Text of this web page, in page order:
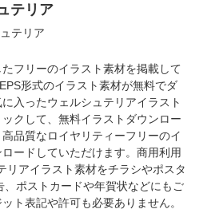
テリア
テリア
フリーのイラスト素材を掲載して
形式のイラスト素材が無料でダ
入ったウェルシュテリアイラスト
クして、無料イラストダウンロー
品質なロイヤリティーフリーのイ
ードしていただけます。商用利用
リアイラスト素材をチラシやポスタ
、ポストカードや年賀状などにもご
ト表記や許可も必要ありません。